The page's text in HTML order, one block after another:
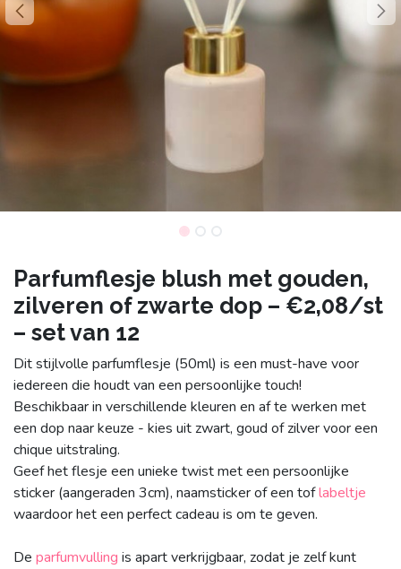
Parfumflesje blush met gouden,
zilveren of zwarte dop – €2,08/st
– set van 12
Dit stijlvolle parfumflesje (50ml) is een must-have voor
iedereen die houdt van een persoonlijke touch!
Beschikbaar in verschillende kleuren en af te werken met
een dop naar keuze - kies uit zwart, goud of zilver voor een
chique uitstraling.
Geef het flesje een unieke twist met een persoonlijke
sticker (aangeraden 3cm), naamsticker of een toflabeltje
waardoor het een perfect cadeau is om te geven.
De parfumvulling is apart verkrijgbaar, zodat je zelf kunt